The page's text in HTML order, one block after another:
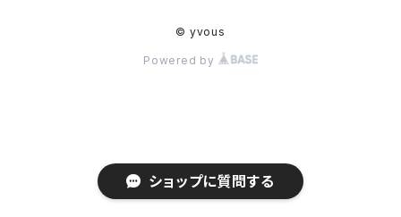
© yvous
Powered by
ショップに質問する